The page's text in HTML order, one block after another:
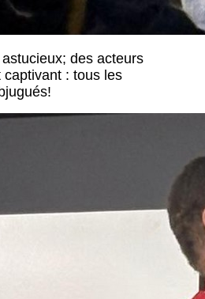
des acteurs
: tous les